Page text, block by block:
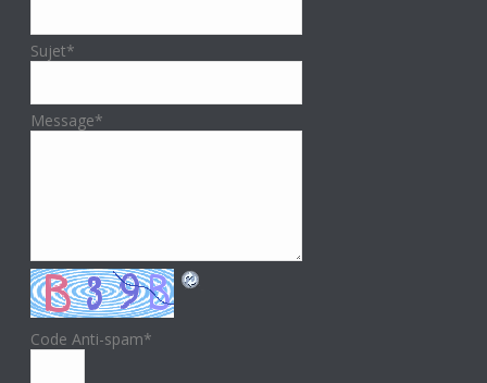
Sujet*
Message*
Code Anti-spam*